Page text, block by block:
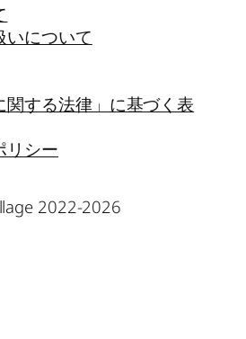
いについて
関する法律」に基づく表
リシー
2022-2026